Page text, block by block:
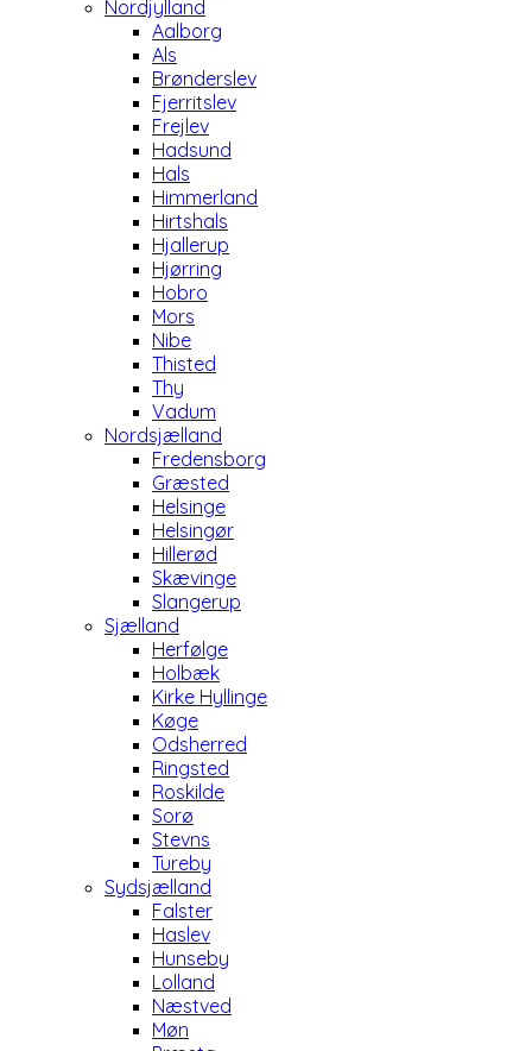
Nordjylland
Aalborg
Als
Brønderslev
Fjerritslev
Frejlev
Hadsund
Hals
Himmerland
Hirtshals
Hjallerup
Hjørring
Hobro
Mors
Nibe
Thisted
Thy
Vadum
Nordsjælland
Fredensborg
Græsted
Helsinge
Helsingør
Hillerød
Skævinge
Slangerup
Sjælland
Herfølge
Holbæk
Kirke Hyllinge
Køge
Odsherred
Ringsted
Roskilde
Sorø
Stevns
Tureby
Sydsjælland
Falster
Haslev
Hunseby
Lolland
Næstved
Møn